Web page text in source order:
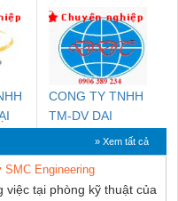
CONG TY TNHH
TM-DV DAI
DONG THANH
» Xem tất cả
SMC Engineering
việc tại phòng kỹ thuật của